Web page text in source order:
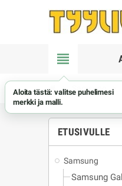
view_headline
chevron_right Samsung chevron_right
ETUSIVULLE
Samsung
Samsung
Aloita tästä: valitse puhelimesi
merkki ja malli.